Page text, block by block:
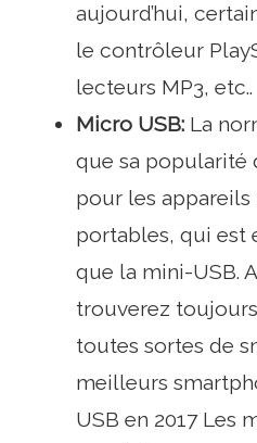
aujourd’hui,
le contrôleur
lecteurs MP3, etc..
Micro USB: La
que sa popularité
pour les
portables, qui est
que la mini-USB.
trouverez
toutes sortes de
meilleurs
USB en 2017 Les